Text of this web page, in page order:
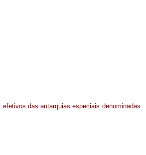
das autarquias especiais denominadas